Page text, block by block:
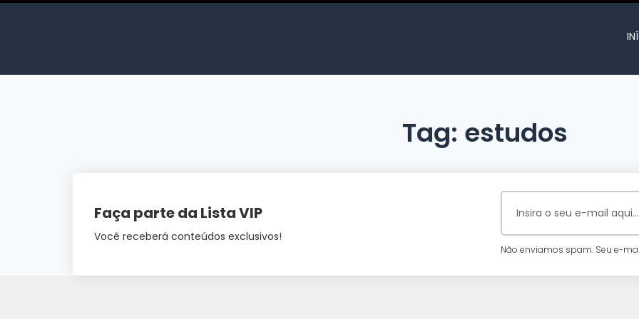
Tag: estudos
Faça parte da Lista VIP
Você receberá conteúdos exclusivos!
Não enviamos spam. Seu e-